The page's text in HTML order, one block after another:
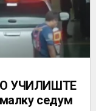
УЧИЛИШТЕ
седум